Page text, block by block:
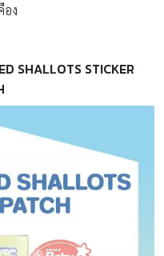
อง
SHALLOTS STICKER